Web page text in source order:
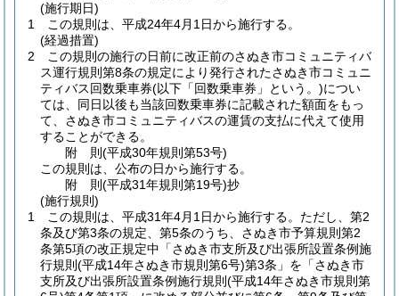
(施行期日)
1
この規則は、平成24年4月1日から施行する。
(経過措置)
2
この規則の施行の日前に改正前のさぬき市コミュニティバ
ス運行規則第8条の規定により発行されたさぬき市コミュニ
ティバス回数乗車券(以下「回数乗車券」という。)につい
ては、同日以後も当該回数乗車券に記載された額面をもっ
て、さぬき市コミュニティバスの運賃の支払に代えて使用
することができる。
附 則(平成30年規則第53号)
この規則は、公布の日から施行する。
附 則(平成31年規則第19号)抄
(施行規則)
1
この規則は、平成31年4月1日から施行する。 ただし、第2
条及び第3条の規定、第5条のうち、さぬき市予算規則第2
条第5項の改正規定中「さぬき市支所及び出張所設置条例施
行規則 (平成14年さぬき市規則第6号)第3条」を「さぬき市
支所及び出張所設置条例施行規則 (平成14年さぬき市規則第